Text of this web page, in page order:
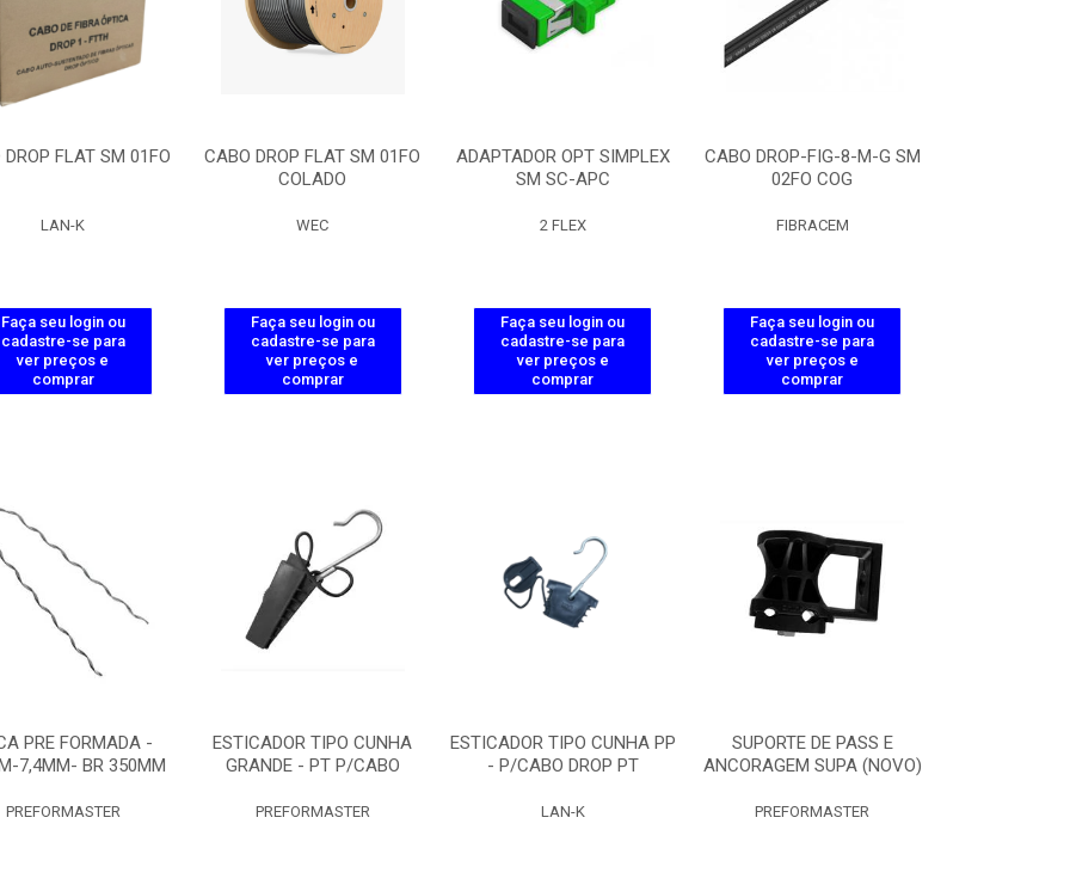
DROP FLAT SM 01FO
LAN-K
Faça seu login ou
cadastre-se para
ver preços e
comprar
CABO DROP FLAT SM 01FO
COLADO
WEC
Faça seu login ou
cadastre-se para
ver preços e
comprar
ADAPTADOR OPT SIMPLEX
SM SC-APC
2 FLEX
Faça seu login ou
cadastre-se para
ver preços e
comprar
CABO DROP-FIG-8-M-G SM
02FO COG
FIBRACEM
Faça seu login ou
cadastre-se para
ver preços e
comprar
PRE FORMADA -
7,4MM- BR 350MM
PREFORMASTER
ESTICADOR TIPO CUNHA
GRANDE - PT P/CABO
PREFORMASTER
ESTICADOR TIPO CUNHA PP
- P/CABO DROP PT
LAN-K
SUPORTE DE PASS E
ANCORAGEM SUPA (NOVO)
PREFORMASTER